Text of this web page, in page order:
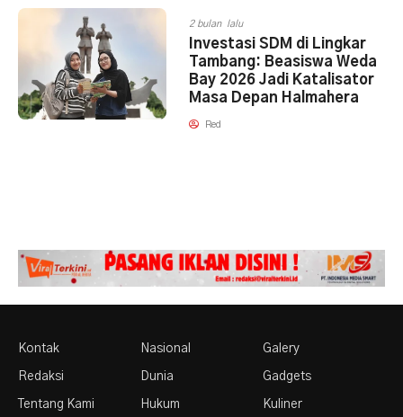
2 bulan lalu
Investasi SDM di Lingkar
Tambang: Beasiswa Weda
Bay 2026 Jadi Katalisator
Masa Depan Halmahera
Red
Kontak
Redaksi
Tentang Kami
Nasional
Dunia
Hukum
Galery
Gadgets
Kuliner